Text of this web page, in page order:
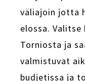
väliajoin jotta
elossa. Valitse
Torniosta ja
valmistuvat
budjetissa ja